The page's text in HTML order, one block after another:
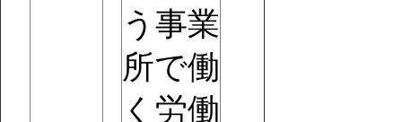
う事業
所で働
く労働